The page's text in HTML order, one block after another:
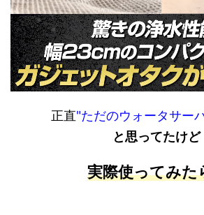
正直"ただのウォータサー
と思ってたけど
実際使ってみた